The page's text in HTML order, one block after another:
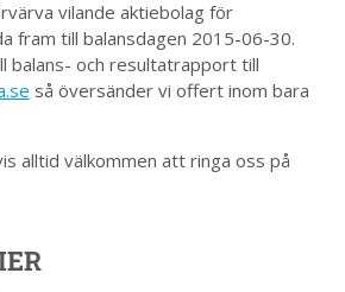
vilande aktiebolag för
fram till balansdagen 2015-06-30.
balans- och resultatrapport till
så översänder vi offert inom bara
alltid välkommen att ringa oss på